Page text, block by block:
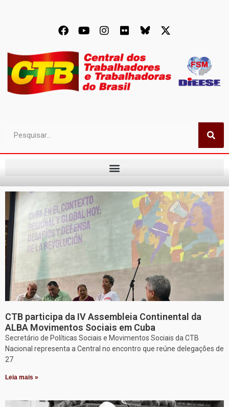
CTB participa da IV Assembleia Continental da
ALBA Movimentos Sociais em Cuba
Secretário de Políticas Sociais e Movimentos Sociais da CTB
Nacional representa a Central no encontro que reúne delegações de
27
Leia mais »